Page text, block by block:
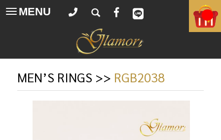
Toggle
MENU
MEN’S RINGS >> RGB2038